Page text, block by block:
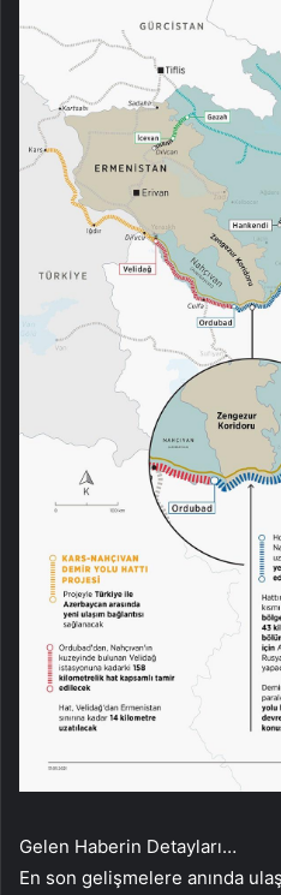
Gelen Haberin Detayları…
En son gelişmelere anında